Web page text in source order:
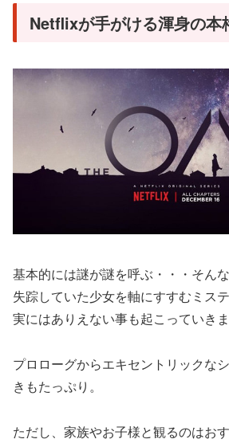
Netflixが手がける渾身の本
基本的には謎が謎を呼ぶ・・・そんな
失踪していた少女を軸にすすむミス
実にはありえない事も起こっていきま
プロローグからエキセントリックな
きもたっぷり。
ただし、家族やお子様と観るのはおす